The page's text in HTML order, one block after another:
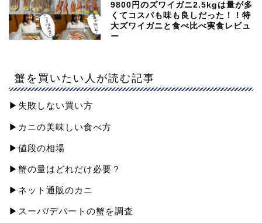
9800円のズワイガニ2.5kgは量が多
くてコスパも味も良しだった！！特
大ズワイガニと食べ比べ実食レビュ
ー
蟹を買いたい人が読む記事
▶︎失敗しない買い方
▶︎カニの美味しい食べ方
▶︎値段の相場
▶︎蟹の量はどれだけ必要？
▶︎ネット通販のカニ
▶︎スーパ/デパートの蟹を調査